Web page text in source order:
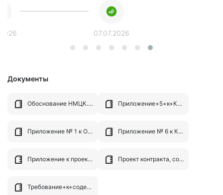
07.07.2026
Документы
Обоснование НМЦК.zip Приложение+5+к+Контракту+Описание+объекта+закупки.doc
Приложение № 1 к ООЗ (ТЗ) Дефектная ведомость.pdf Приложение № 6 к Контракту Сметная документация.pdf
Приложение к проекту контракта, сост. 11.06.2026.zip Проект контракта, сост. 11.06.2026.zip
Требование+к+содержанию+и+составу+заявки+на+участие+в+закупке.docx